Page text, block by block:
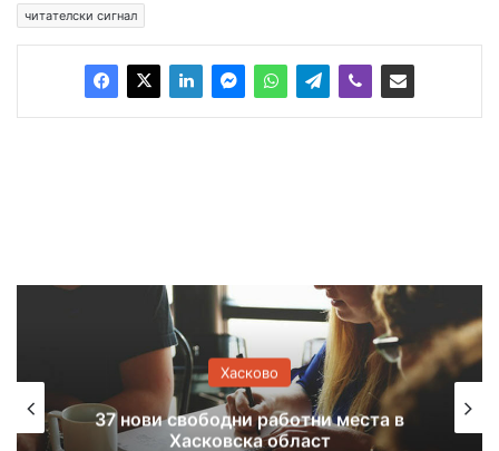
читателски сигнал
Хасково
Спука се главен водопровод в
Хасково